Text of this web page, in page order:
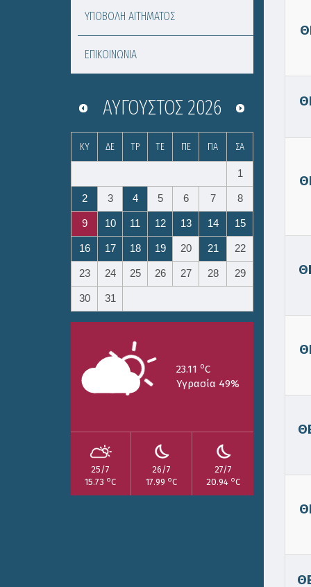
ΥΠΟΒΟΛΗ ΑΙΤΗΜΑΤΟΣ
ΕΠΙΚΟΙΝΩΝΙΑ
ΑΎΓΟΥΣΤΟΣ 2026
ΚΥ ΔΕ ΤΡ ΤΕ ΠΕ ΠΑ ΣΑ
1
2 3 4 5 6 7 8
9 10 11 12 13 14 15
16 17 18 19 20 21 22
23 24 25 26 27 28 29
30 31
23.11 oC
Υγρασία 49%
25/7
15.73 oC
26/7
17.99 oC
27/7
20.94 oC